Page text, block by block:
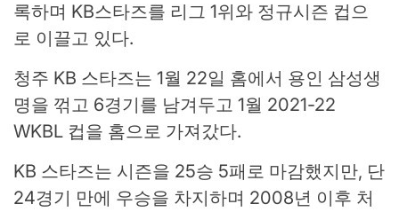
록하며 KB스타즈를 리그 1위와 정규시즌 컵으
로 이끌고 있다.
청주 KB 스타즈는 1월 22일 홈에서 용인 삼성생
명을 꺾고 6경기를 남겨두고 1월 2021-22
WKBL 컵을 홈으로 가져갔다.
KB 스타즈는 시즌을 25승 5패로 마감했지만, 단
24경기 만에 우승을 차지하며 2008년 이후 처